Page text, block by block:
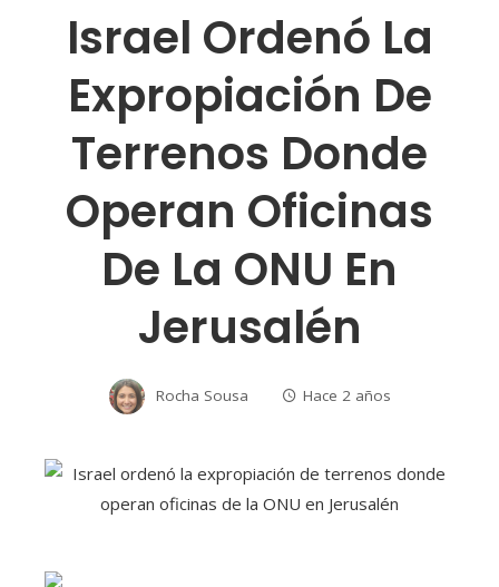
Israel Ordenó La
Expropiación De
Terrenos Donde
Operan Oficinas
De La ONU En
Jerusalén
Rocha Sousa Hace 2 años